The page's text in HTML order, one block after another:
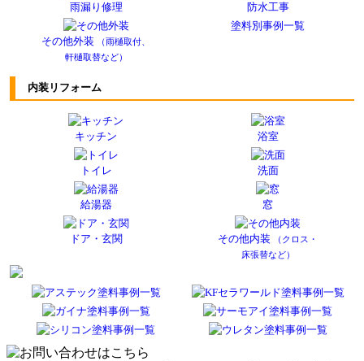
雨漏り修理 防水工事
その他外装
（雨樋取付、
軒樋取替など）
塗料別事例一覧
内装リフォーム
キッチン 浴室
トイレ 洗面
給湯器 窓
ドア・玄関 その他内装
（クロス・
床張替など）